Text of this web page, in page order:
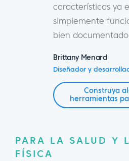
características ya
simplemente
bien
Brittany Menard
Diseñador y
Construya
herramientas
PARA LA SALUD Y
FÍSICA